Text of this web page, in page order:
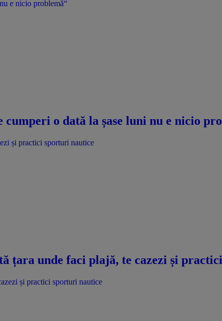
e nicio problemă“
o dată la șase luni nu e nicio
și practici sporturi nautice
țara unde faci plajă, te cazezi și